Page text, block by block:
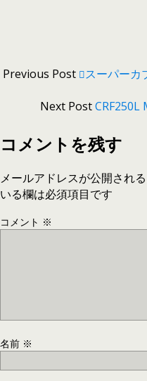
Previous Post
スーパーカ
Next PostCRF250L
コメントを残す
メールアドレスが公開され
いる欄は必須項目です
コメント ※
名前 ※